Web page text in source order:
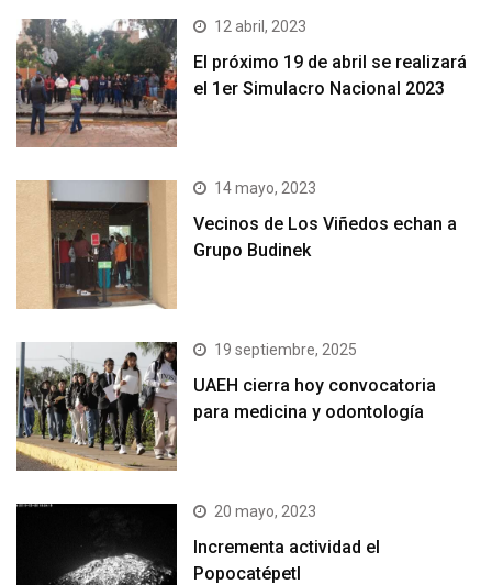
12 abril, 2023
El próximo 19 de abril se realizará
el 1er Simulacro Nacional 2023
14 mayo, 2023
Vecinos de Los Viñedos echan a
Grupo Budinek
19 septiembre, 2025
UAEH cierra hoy convocatoria
para medicina y odontología
20 mayo, 2023
Incrementa actividad el
Popocatépetl